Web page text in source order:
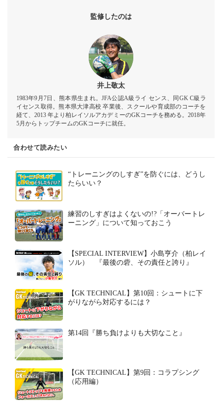
監修したのは
井上敬太
1983年9月7日、熊本県生まれ。JFA公認A級ライ センス、同GK C級ラ
イセンス取得。熊本県大津高校 卒業後、スクールや育成部のコーチを
経て、2013 年より柏レイソルアカデミーのGKコーチを務める。2018年
5月からトップチームのGKコーチに就任。
合わせて読みたい
“トレーニングのしすぎ”を防ぐには、どうし
たらいい？
練習のしすぎはよくないの!?「オーバートレ
ーニング」について知っておこう
【SPECIAL INTERVIEW】小島亨介（柏レイ
ソル） 『最後の砦、その責任と誇り』
【GK TECHNICAL】第10回：シュートに下
がりながら対応するには？
第14回『勝ち負けよりも大切なこと』
【GK TECHNICAL】第9回：コラプシング
（応用編）